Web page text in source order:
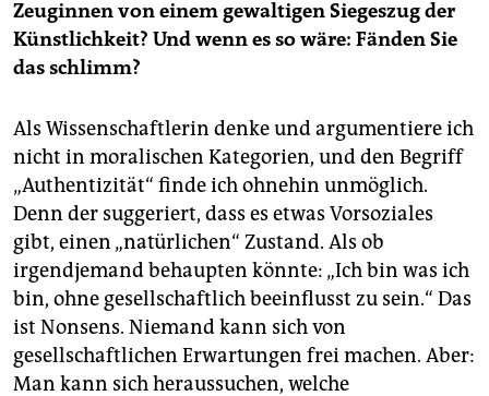
Zeuginnen von einem gewaltigen Siegeszug der
Künstlichkeit? Und wenn es so wäre: Fänden Sie
das schlimm?
Als Wissenschaftlerin denke und argumentiere ich
nicht in moralischen Kategorien, und den Begriff
„Authentizität“ finde ich ohnehin unmöglich.
Denn der suggeriert, dass es etwas Vorsoziales
gibt, einen „natürlichen“ Zustand. Als ob
irgendjemand behaupten könnte: „Ich bin was ich
bin, ohne gesellschaftlich beeinflusst zu sein.“ Das
ist Nonsens. Niemand kann sich von
gesellschaftlichen Erwartungen frei machen. Aber:
Man kann sich heraussuchen, welche